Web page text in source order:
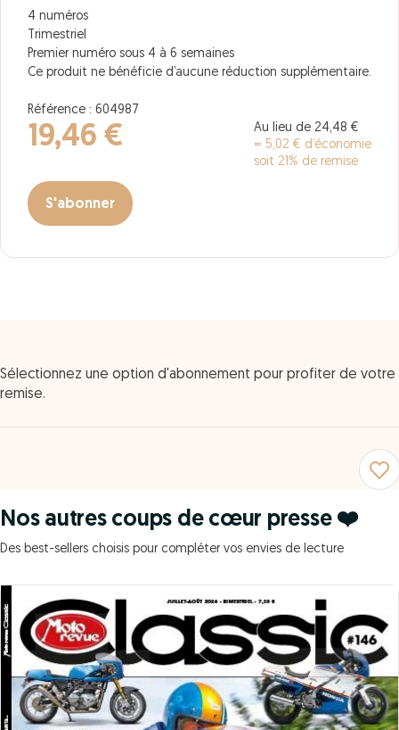
4 numéros
Trimestriel
Premier numéro sous 4 à 6 semaines
Ce produit ne bénéficie d’aucune réduction supplémentaire.
Référence : 604987
19,46 €
Au lieu de 24,48 €
= 5,02 € d’économie
soit 21% de remise
S'abonner
Sélectionnez une option d'abonnement pour profiter de votre
remise.
Nos autres coups de cœur presse ❤️
Des best-sellers choisis pour compléter vos envies de lecture